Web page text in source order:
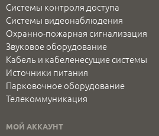
Системы контроля доступа
Системы видеонаблюдения
Охранно-пожарная сигнализация
Звуковое оборудование
Кабель и кабеленесущие системы
Источники питания
Парковочное оборудование
Телекоммуникация
МОЙ АККАУНТ